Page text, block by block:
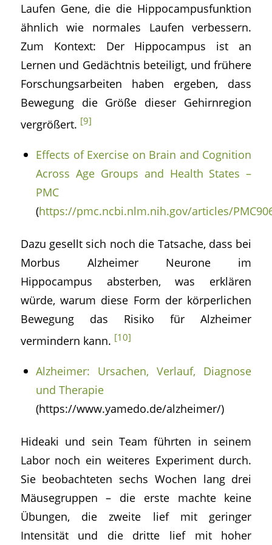
Laufen Gene, die die Hippocampusfunktion
ähnlich wie normales Laufen verbessern.
Zum Kontext: Der Hippocampus ist an
Lernen und Gedächtnis beteiligt, und frühere
Forschungsarbeiten haben ergeben, dass
Bewegung die Größe dieser Gehirnregion
vergrößert. [9]
Effects of Exercise on Brain and Cognition
Across Age Groups and Health States –
PMC
(https://pmc.ncbi.nlm.nih.gov/articles/
Dazu gesellt sich noch die Tatsache, dass bei
Morbus Alzheimer Neurone im
Hippocampus absterben, was erklären
würde, warum diese Form der körperlichen
Bewegung das Risiko für Alzheimer
vermindern kann. [10]
Alzheimer: Ursachen, Verlauf, Diagnose
und Therapie
(https://www.yamedo.de/alzheimer/)
Hideaki und sein Team führten in seinem
Labor noch ein weiteres Experiment durch.
Sie beobachteten sechs Wochen lang drei
Mäusegruppen – die erste machte keine
Übungen, die zweite lief mit geringer
Intensität und die dritte lief mit hoher